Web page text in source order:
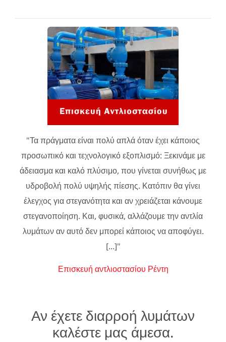
"Τα πράγματα είναι πολύ απλά όταν έχει κάποιος
προσωπικό και τεχνολογικό εξοπλισμό: Ξεκινάμε με
άδειασμα και καλό πλύσιμο, που γίνεται συνήθως με
υδροβολή πολύ υψηλής πίεσης. Κατόπιν θα γίνει
έλεγχος για στεγανότητα και αν χρειάζεται κάνουμε
στεγανοποίηση. Και, φυσικά, αλλάζουμε την αντλία
λυμάτων αν αυτό δεν μπορεί κάποιος να αποφύγει.
[...]"
Επισκευή αντλιοστασίου Ρέντη
Αν έχετε διαρροή λυμάτων
καλέστε μας άμεσα.